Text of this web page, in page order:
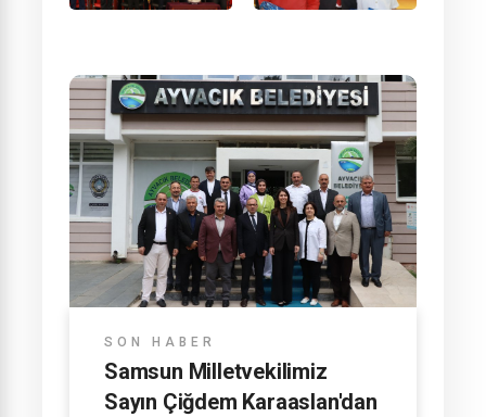
SON HABER
Samsun Milletvekilimiz
Sayın Çiğdem Karaaslan'dan